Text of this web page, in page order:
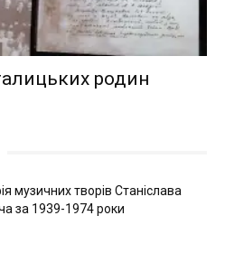
родин
музичних творів Станіслава
за 1939-1974 роки